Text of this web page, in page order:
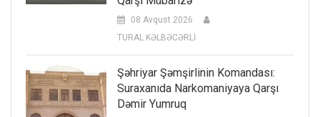
08 Avqust 2026
TURAL KƏLBƏCƏRLİ
Şəhriyar Şəmşirlinin Komandası:
Suraxanıda Narkomaniyaya Qarşı
Dəmir Yumruq